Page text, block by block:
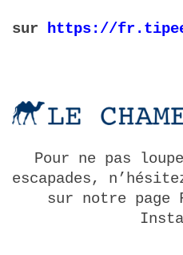
sur https://
Pour ne pas
escapades,
sur notre page